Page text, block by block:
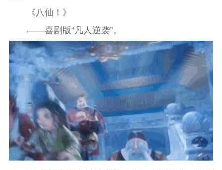
社科强省
新闻宣传
主题宣传 对外宣传
新闻发布
记者之家
品牌栏目
文化文艺
精品生产 文化惠民
文化传承
文化交流
体制改革
文化产业
紫金文化艺术节
品牌活动 紫艺舞台
《八仙！》
——喜剧版“凡人逆袭”。